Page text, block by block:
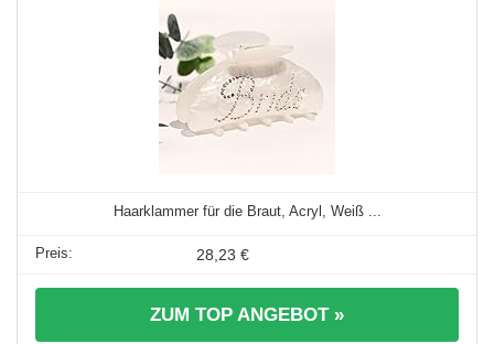
Haarklammer für die Braut, Acryl, Weiß ...
28,23 €
ZUM TOP ANGEBOT »